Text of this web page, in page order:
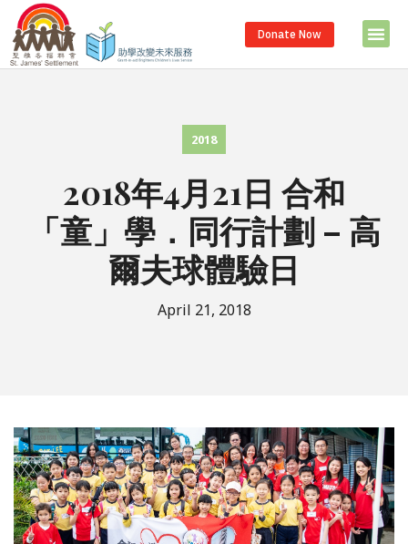
Donate Now
2018
2018年4月21日 合和
「童」學．同行計劃 – 高
爾夫球體驗日
April 21, 2018